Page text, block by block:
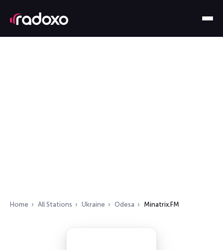
Home All Stations Ukraine Odesa Minatrix.FM